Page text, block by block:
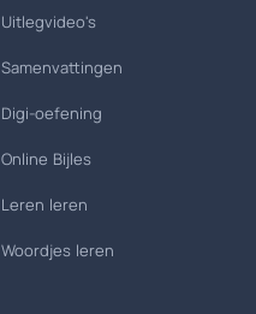
Uitlegvideo's
Samenvattingen
Digi-oefening
Online Bijles
Leren leren
Woordjes leren